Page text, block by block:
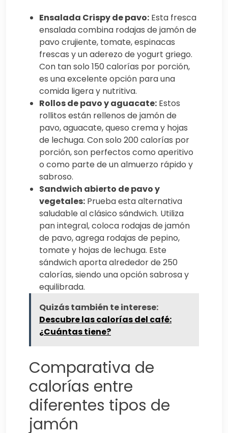
Ensalada Crispy de pavo: Esta fresca
ensalada combina rodajas de jamón de
pavo crujiente, tomate, espinacas
frescas y un aderezo de yogurt griego.
Con tan solo 150 calorías por porción,
es una excelente opción para una
comida ligera y nutritiva.
Rollos de pavo y aguacate: Estos
rollitos están rellenos de jamón de
pavo, aguacate, queso crema y hojas
de lechuga. Con solo 200 calorías por
porción, son perfectos como aperitivo
o como parte de un almuerzo rápido y
sabroso.
Sandwich abierto de pavo y
vegetales: Prueba esta alternativa
saludable al clásico sándwich. Utiliza
pan integral, coloca rodajas de jamón
de pavo, agrega rodajas de pepino,
tomate y hojas de lechuga. Este
sándwich aporta alrededor de 250
calorías, siendo una opción sabrosa y
equilibrada.
Quizás también te interese:
Descubre las calorías del café:
¿Cuántas tiene?
Comparativa de
calorías entre
diferentes tipos de
jamón